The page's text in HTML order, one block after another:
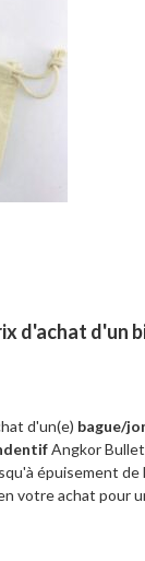
d'achat d'un
d'un(e) bague/
Angkor
épuisement
votre achat pour